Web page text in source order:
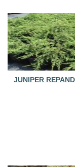
JUNIPER